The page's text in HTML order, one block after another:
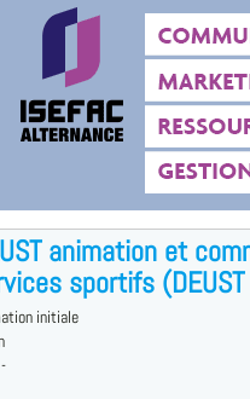
animation et
sportifs (DEUST
initiale